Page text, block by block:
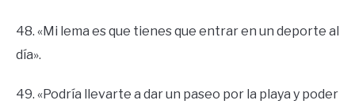
48. «Mi lema es que tienes que entrar en un deporte al
día».
49. «Podría llevarte a dar un paseo por la playa y poder